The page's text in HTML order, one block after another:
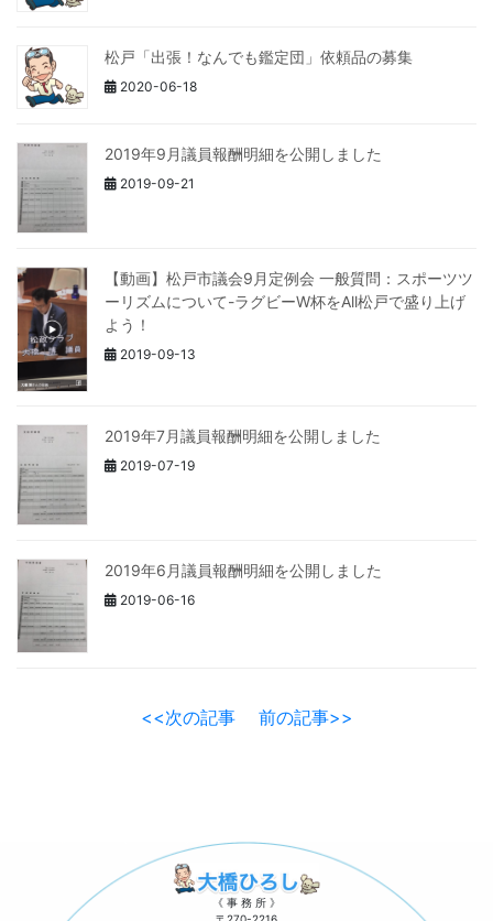
松戸「出張！なんでも鑑定団」依頼品の募集
2020-06-18
2019年9月議員報酬明細を公開しました
2019-09-21
【動画】松戸市議会9月定例会 一般質問：スポーツツ
ーリズムについて-ラグビーW杯をAll松戸で盛り上げ
よう！
2019-09-13
2019年7月議員報酬明細を公開しました
2019-07-19
2019年6月議員報酬明細を公開しました
2019-06-16
<<次の記事 前の記事>>
《 事 務 所 》